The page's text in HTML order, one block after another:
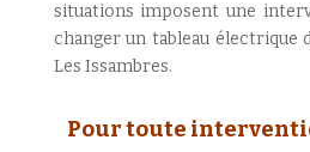
situations imposent une
changer un tableau
Les Issambres.
Pour toute